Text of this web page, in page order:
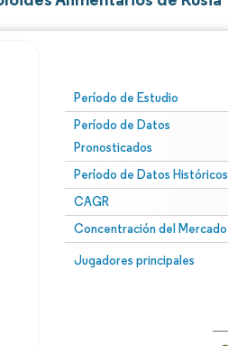
Período de Estudio
Período de Datos
Pronosticados
Período de Datos Históricos
CAGR
Concentración del Mercado
Jugadores principales